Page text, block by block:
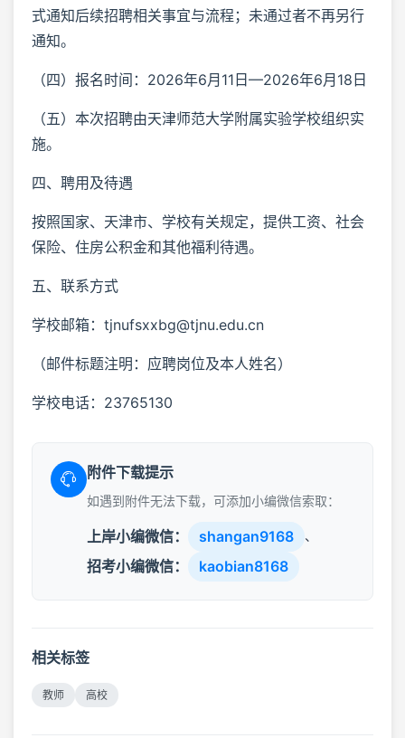
式通知后续招聘相关事宜与流程；未通过者不再另行
通知。
（四）报名时间：2026年6月11日—2026年6月18日
（五）本次招聘由天津师范大学附属实验学校组织实
施。
四、聘用及待遇
按照国家、天津市、学校有关规定，提供工资、社会
保险、住房公积金和其他福利待遇。
五、联系方式
学校邮箱：tjnufsxxbg@tjnu.edu.cn
（邮件标题注明：应聘岗位及本人姓名）
学校电话：23765130
附件下载提示
如遇到附件无法下载，可添加小编微信索取：
上岸小编微信： shangan9168 、
招考小编微信： kaobian8168
相关标签
教师 高校